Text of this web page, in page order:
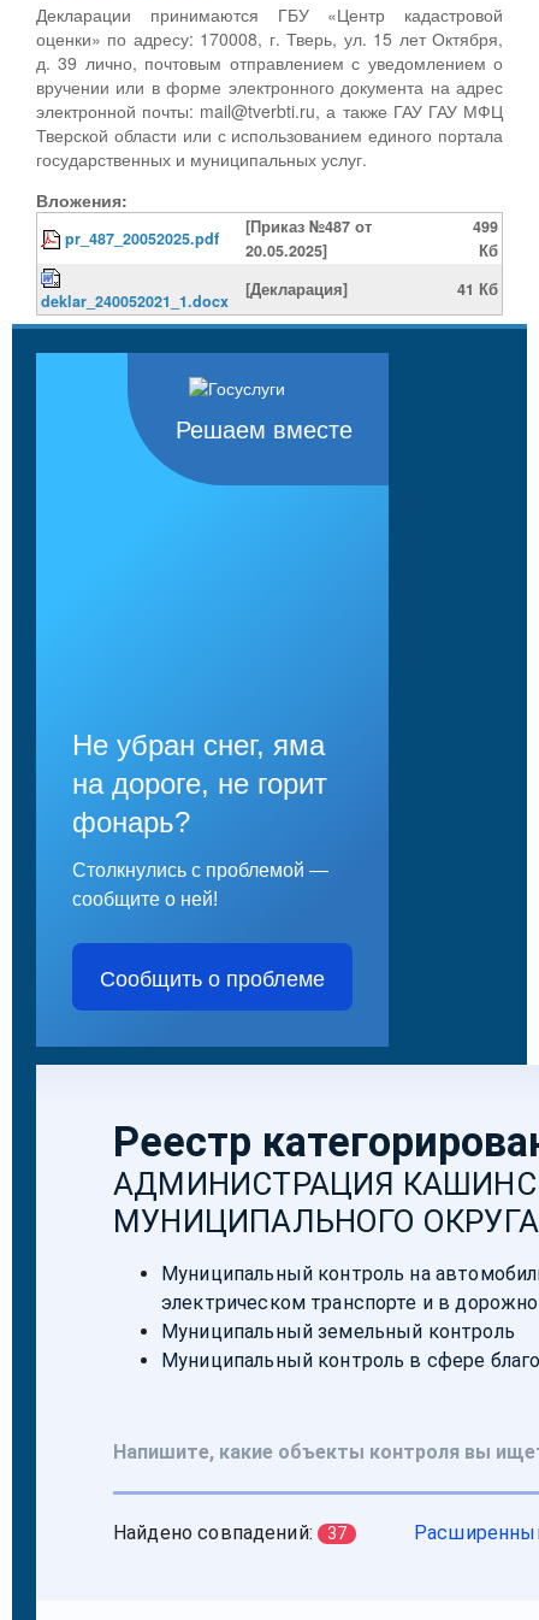
Декларации принимаются ГБУ «Центр кадастровой
оценки» по адресу: 170008, г. Тверь, ул. 15 лет Октября,
д. 39 лично, почтовым отправлением с уведомлением о
вручении или в форме электронного документа на адрес
электронной почты: mail@tverbti.ru, а также ГАУ ГАУ МФЦ
Тверской области или с использованием единого портала
государственных и муниципальных услуг.
Вложения:
pr_487_20052025.pdf
[Приказ №487 от
20.05.2025]
499
Кб
deklar_240052021_1.docx
[Декларация] 41 Кб
Решаем вместе
Не убран снег, яма
на дороге, не горит
фонарь?
Столкнулись с проблемой —
сообщите о ней!
Сообщить о проблеме